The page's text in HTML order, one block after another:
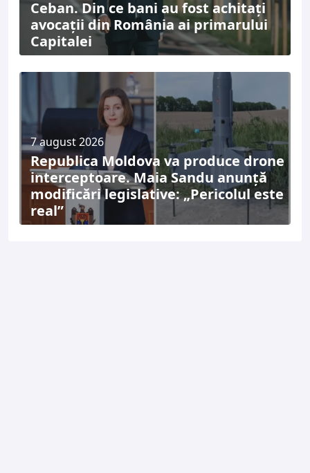
Ceban. Din ce bani au fost achitați
avocații din România ai primarului
Capitalei
7 august 2026
Republica Moldova va produce drone
interceptoare. Maia Sandu anunță
modificări legislative: „Pericolul este
real”